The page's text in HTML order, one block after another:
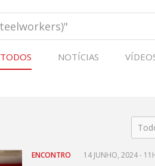
TODOS NOTÍCIAS
ENCONTRO 14 JUNHO, 2024 -